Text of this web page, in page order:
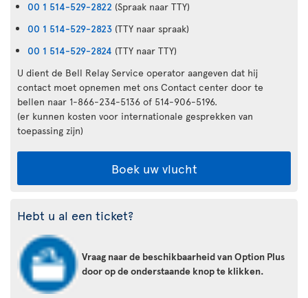
00 1 514-529-2822 (Spraak naar TTY)
00 1 514-529-2823 (TTY naar spraak)
00 1 514-529-2824 (TTY naar TTY)
U dient de Bell Relay Service operator aangeven dat hij
contact moet opnemen met ons Contact center door te
bellen naar 1-866-234-5136 of 514-906-5196.
(er kunnen kosten voor internationale gesprekken van
toepassing zijn)
Boek uw vlucht
Hebt u al een ticket?
Vraag naar de beschikbaarheid van Option Plus
door op de onderstaande knop te klikken.